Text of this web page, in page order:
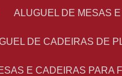
ALUGUEL DE MESAS
DE CADEIRAS DE
E CADEIRAS PARA